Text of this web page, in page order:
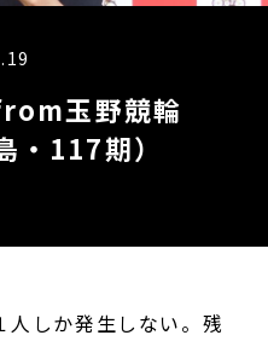
玉野競輪
117期）
しか発生しない。残